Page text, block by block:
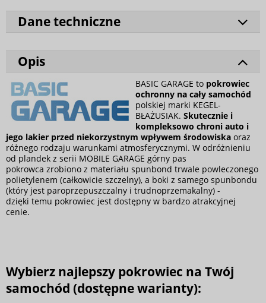
Dane techniczne
Opis
BASIC GARAGE to pokrowiec
ochronny na cały samochód
polskiej marki KEGEL-
BŁAŻUSIAK. Skutecznie i
kompleksowo chroni auto i
jego lakier przed niekorzystnym wpływem środowiska oraz
różnego rodzaju warunkami atmosferycznymi. W odróżnieniu
od plandek z serii MOBILE GARAGE górny pas
pokrowca zrobiono z materiału spunbond trwale powleczonego
polietylenem (całkowicie szczelny), a boki z samego spunbondu
(który jest paroprzepuszczalny i trudnoprzemakalny) -
dzięki temu pokrowiec jest dostępny w bardzo atrakcyjnej
cenie.
Wybierz najlepszy pokrowiec na Twój
samochód (dostępne warianty):